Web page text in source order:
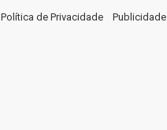
Política de Privacidade Publicidade